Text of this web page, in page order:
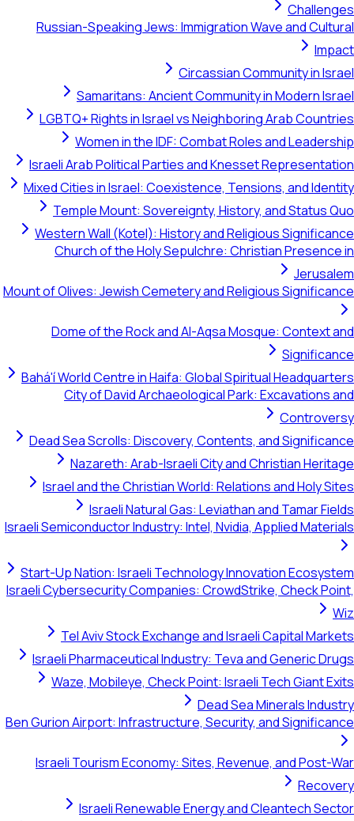
Challenges
Russian-Speaking Jews: Immigration Wave and Cultural
Impact
Circassian Community in Israel
Samaritans: Ancient Community in Modern Israel
LGBTQ+ Rights in Israel vs Neighboring Arab Countries
Women in the IDF: Combat Roles and Leadership
Israeli Arab Political Parties and Knesset Representation
Mixed Cities in Israel: Coexistence, Tensions, and Identity
Temple Mount: Sovereignty, History, and Status Quo
Western Wall (Kotel): History and Religious Significance
Church of the Holy Sepulchre: Christian Presence in
Jerusalem
Mount of Olives: Jewish Cemetery and Religious Significance
Dome of the Rock and Al-Aqsa Mosque: Context and
Significance
Bahá'í World Centre in Haifa: Global Spiritual Headquarters
City of David Archaeological Park: Excavations and
Controversy
Dead Sea Scrolls: Discovery, Contents, and Significance
Nazareth: Arab-Israeli City and Christian Heritage
Israel and the Christian World: Relations and Holy Sites
Israeli Natural Gas: Leviathan and Tamar Fields
Israeli Semiconductor Industry: Intel, Nvidia, Applied Materials
Start-Up Nation: Israeli Technology Innovation Ecosystem
Israeli Cybersecurity Companies: CrowdStrike, Check Point,
Wiz
Tel Aviv Stock Exchange and Israeli Capital Markets
Israeli Pharmaceutical Industry: Teva and Generic Drugs
Waze, Mobileye, Check Point: Israeli Tech Giant Exits
Dead Sea Minerals Industry
Ben Gurion Airport: Infrastructure, Security, and Significance
Israeli Tourism Economy: Sites, Revenue, and Post-War
Recovery
Israeli Renewable Energy and Cleantech Sector